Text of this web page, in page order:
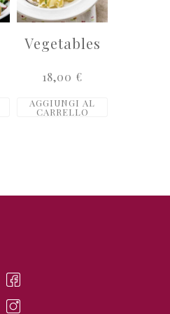
Vegetables
18,00 €
AGGIUNGI AL
CARRELLO